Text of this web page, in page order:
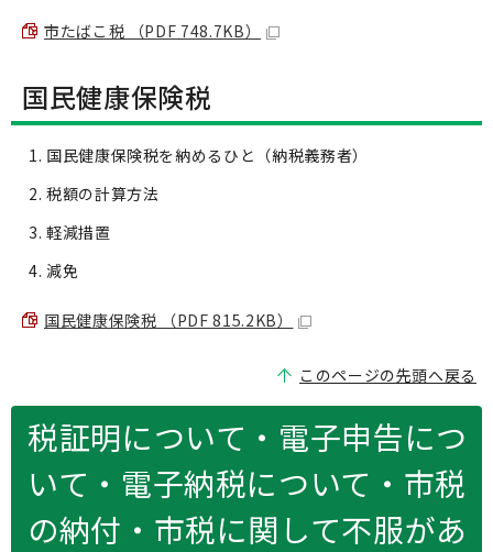
市たばこ税 （PDF 748.7KB）
国民健康保険税
国民健康保険税を納めるひと（納税義務者）
税額の計算方法
軽減措置
減免
国民健康保険税 （PDF 815.2KB）
このページの先頭へ戻る
税証明について・電子申告につ
いて・電子納税について・市税
の納付・市税に関して不服があ